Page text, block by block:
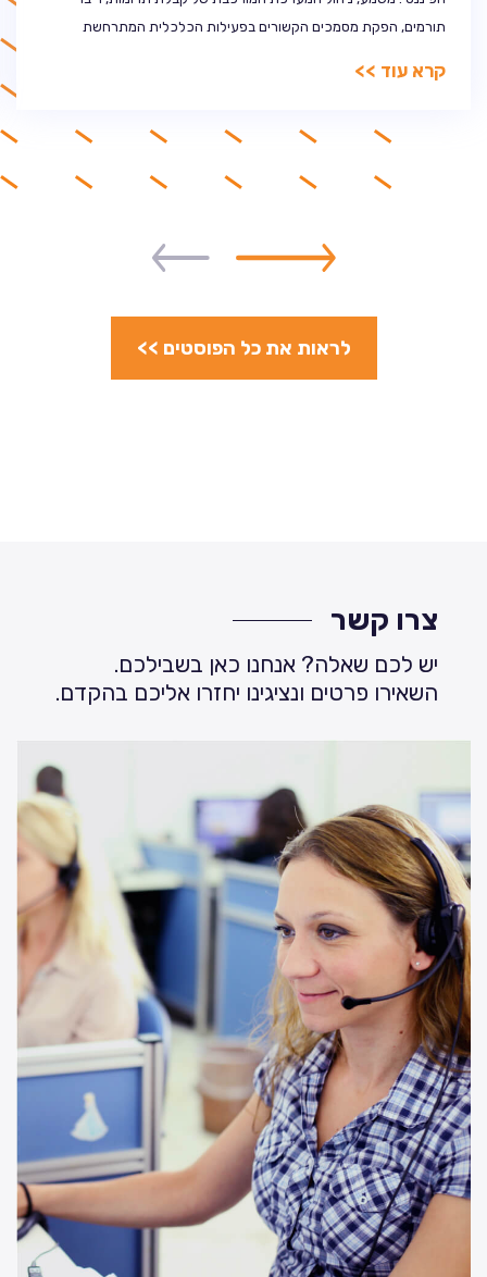
תורמים, הפקת מסמכים הקשורים בפעילות הכלכלית המתרחשת
הנכונים, לצורך השגת המטרות שלשמן היא הוקמה. הפתרון? תוכנה
קרא עוד >>
לראות את כל הפוסטים >>
צרו קשר
יש לכם שאלה? אנחנו כאן בשבילכם.
השאירו פרטים ונציגינו יחזרו אליכם בהקדם.